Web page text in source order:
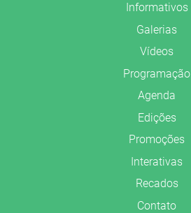
Informativos
Galerias
Vídeos
Programação
Agenda
Edições
Promoções
Interativas
Recados
Contato